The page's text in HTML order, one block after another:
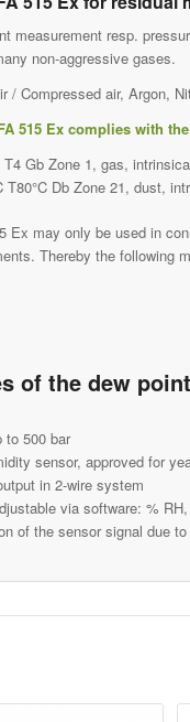
measurement resp.
non-aggressive gases.
/ Compressed air, Argon,
515 Ex complies with
Gb Zone 1, gas,
Db Zone 21, dust,
Ex may only be used in
Thereby the following
of the dew
to 500 bar
sensor, approved for
in 2-wire system
via software: %
of the sensor signal due